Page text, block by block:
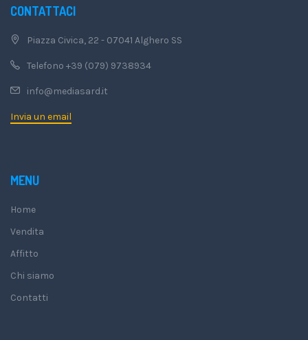
CONTATTACI
Piazza Civica, 22 - 07041 Alghero SS
Telefono +39 (079) 9738934
info@mediasard.it
Invia un email
MENU
Home
Vendita
Affitto
Chi siamo
Contatti